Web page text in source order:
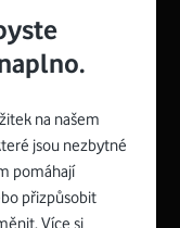
(včetně stojánku)
na našem
jsou nezbytné
pomáhají
přizpůsobit
Více si